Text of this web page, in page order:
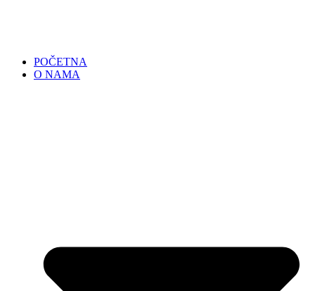
POČETNA
O NAMA